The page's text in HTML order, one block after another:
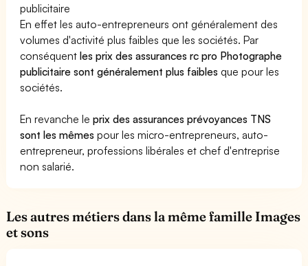
publicitaire
En effet les auto-entrepreneurs ont généralement des
volumes d'activité plus faibles que les sociétés. Par
conséquentles prix des assurances rc pro Photographe
publicitaire sont généralement plus faibles que pour les
sociétés.
En revanche leprix des assurances prévoyances TNS
sont les mêmes pour les micro-entrepreneurs, auto-
entrepreneur, professions libérales et chef d'entreprise
non salarié.
Les autres métiers dans la même famille Images
et sons